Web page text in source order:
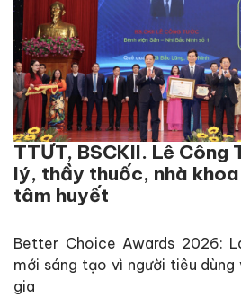
TTƯT, BSCKII. Lê Công
lý, thầy thuốc, nhà
tâm huyết
Better Choice Awards 2026:
mới sáng tạo vì người tiêu
gia